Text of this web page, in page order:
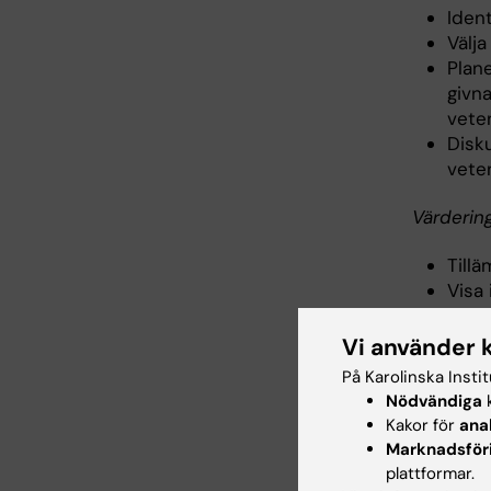
Visa
Vi använder
På Karolinska
Nödvändiga
Kakor för
plattformar.